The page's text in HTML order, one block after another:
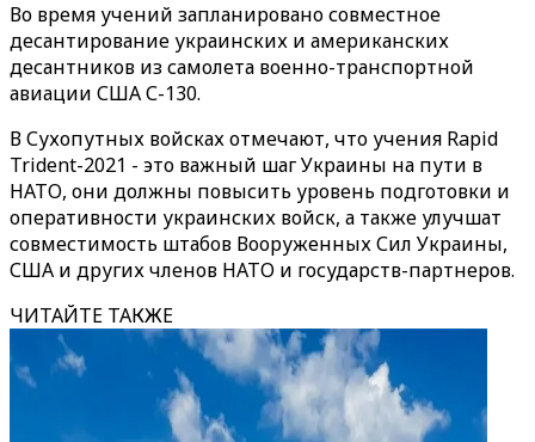
Во время учений запланировано совместное
десантирование украинских и американских
десантников из самолета военно-транспортной
авиации США С-130.
В Сухопутных войсках отмечают, что учения Rapid
Trident-2021 - это важный шаг Украины на пути в
НАТО, они должны повысить уровень подготовки и
оперативности украинских войск, а также улучшат
совместимость штабов Вооруженных Сил Украины,
США и других членов НАТО и государств-партнеров.
ЧИТАЙТЕ ТАКЖЕ